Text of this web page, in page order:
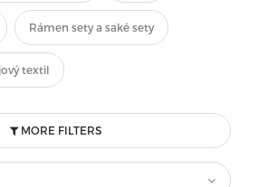
Rámen sety a saké sety
textil
MORE FILTERS